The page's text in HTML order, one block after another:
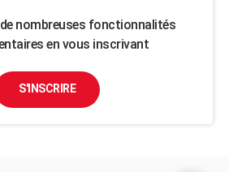
nombreuses fonctionnalités
en vous inscrivant
S'INSCRIRE